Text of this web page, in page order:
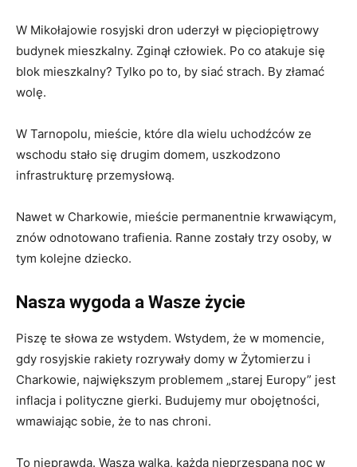
W Mikołajowie rosyjski dron uderzył w pięciopiętrowy
budynek mieszkalny. Zginął człowiek. Po co atakuje się
blok mieszkalny? Tylko po to, by siać strach. By złamać
wolę.
W Tarnopolu, mieście, które dla wielu uchodźców ze
wschodu stało się drugim domem, uszkodzono
infrastrukturę przemysłową.
Nawet w Charkowie, mieście permanentnie krwawiącym,
znów odnotowano trafienia. Ranne zostały trzy osoby, w
tym kolejne dziecko.
Nasza wygoda a Wasze życie
Piszę te słowa ze wstydem. Wstydem, że w momencie,
gdy rosyjskie rakiety rozrywały domy w Żytomierzu i
Charkowie, największym problemem „starej Europy” jest
inflacja i polityczne gierki. Budujemy mur obojętności,
wmawiając sobie, że to nas chroni.
To nieprawda. Wasza walka, każda nieprzespana noc w